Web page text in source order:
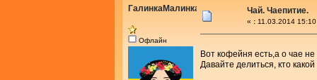
ГалинкаМалинка
Офлайн
Чай. Чаепитие.
« : 11.03.2014
Вот кофейня есть,а о чае
Давайте делиться, кто